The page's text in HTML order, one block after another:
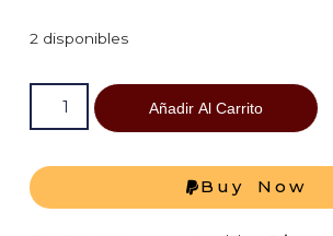
2 disponibles
Añadir Al Carrito
Buy Now